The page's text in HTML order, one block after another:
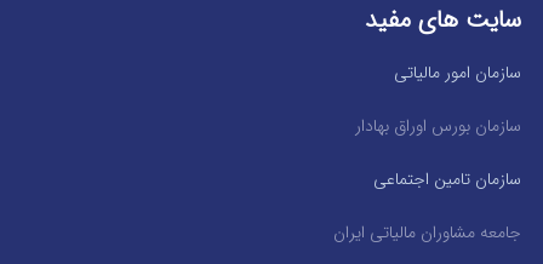
سایت های مفید
سازمان امور مالیاتی
سازمان بورس اوراق بهادار
سازمان تامین اجتماعی
جامعه مشاوران مالیاتی ایران